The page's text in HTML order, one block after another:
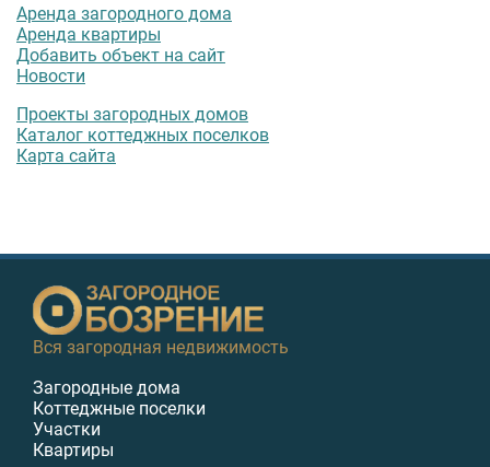
Аренда загородного дома
Аренда квартиры
Добавить объект на сайт
Новости
Проекты загородных домов
Каталог коттеджных поселков
Карта сайта
Вся загородная недвижимость
Загородные дома
Коттеджные поселки
Участки
Квартиры